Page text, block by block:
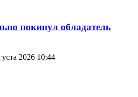
покинул обладатель
2026 10:44